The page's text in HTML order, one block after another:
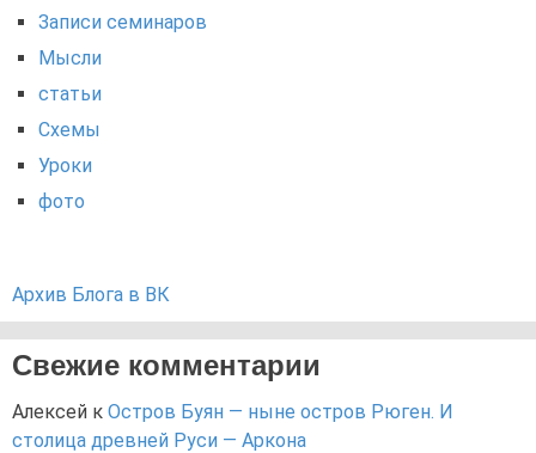
Записи семинаров
Мысли
статьи
Схемы
Уроки
фото
Архив Блога в ВК
Свежие комментарии
Алексей к Остров Буян — ныне остров Рюген. И
столица древней Руси — Аркона